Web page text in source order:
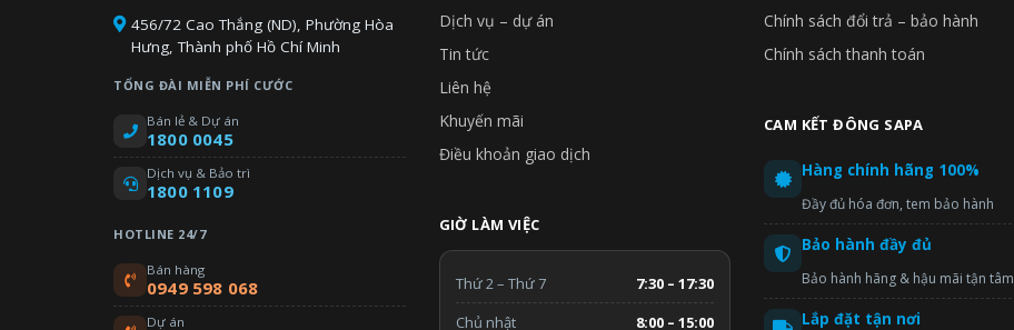
456/72 Cao Thắng (ND), Phường Hòa
Hưng, Thành phố Hồ Chí Minh
TỔNG ĐÀI MIỄN PHÍ CƯỚC
Bán lẻ & Dự án
1800 0045
Dịch vụ & Bảo trì
1800 1109
HOTLINE 24/7
Bán hàng
0949 598 068
Dự án
Dịch vụ – dự án
Tin tức
Liên hệ
Khuyến mãi
Điều khoản giao dịch
GIỜ LÀM VIỆC
Thứ 2 – Thứ 7
7:30 – 17:30
Chủ nhật
8:00 – 15:00
Chính sách đổi trả – bảo hành
Chính sách thanh toán
CAM KẾT ĐÔNG SAPA
Hàng chính hãng 100%
Đầy đủ hóa đơn, tem bảo hành
Bảo hành đầy đủ
Bảo hành hãng & hậu mãi tận tâm
Lắp đặt tận nơi